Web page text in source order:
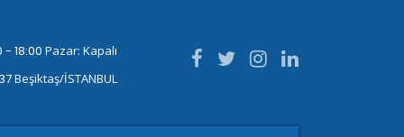
18:00 Pazar: Kapalı
Beşiktaş/İSTANBUL